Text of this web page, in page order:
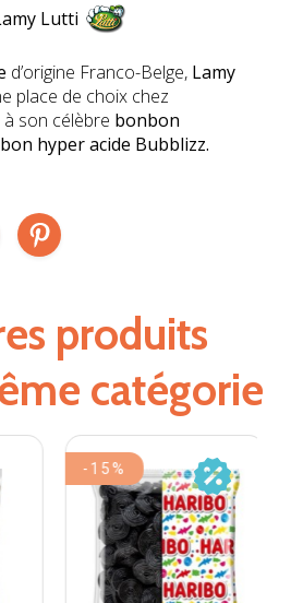
Lutti
d’origine Franco-Belge, Lamy
place de choix chez
à son célèbre bonbon
hyper acide Bubblizz.
produits
catégorie
-15%